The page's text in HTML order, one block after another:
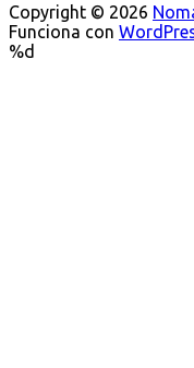
Copyright © 2026
Funciona con
%d